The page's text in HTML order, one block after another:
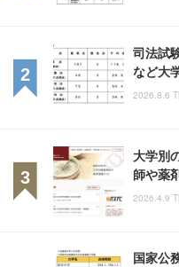
司法試
など大
2026.8.6
大学別
師や薬
2026.4.9
国家公